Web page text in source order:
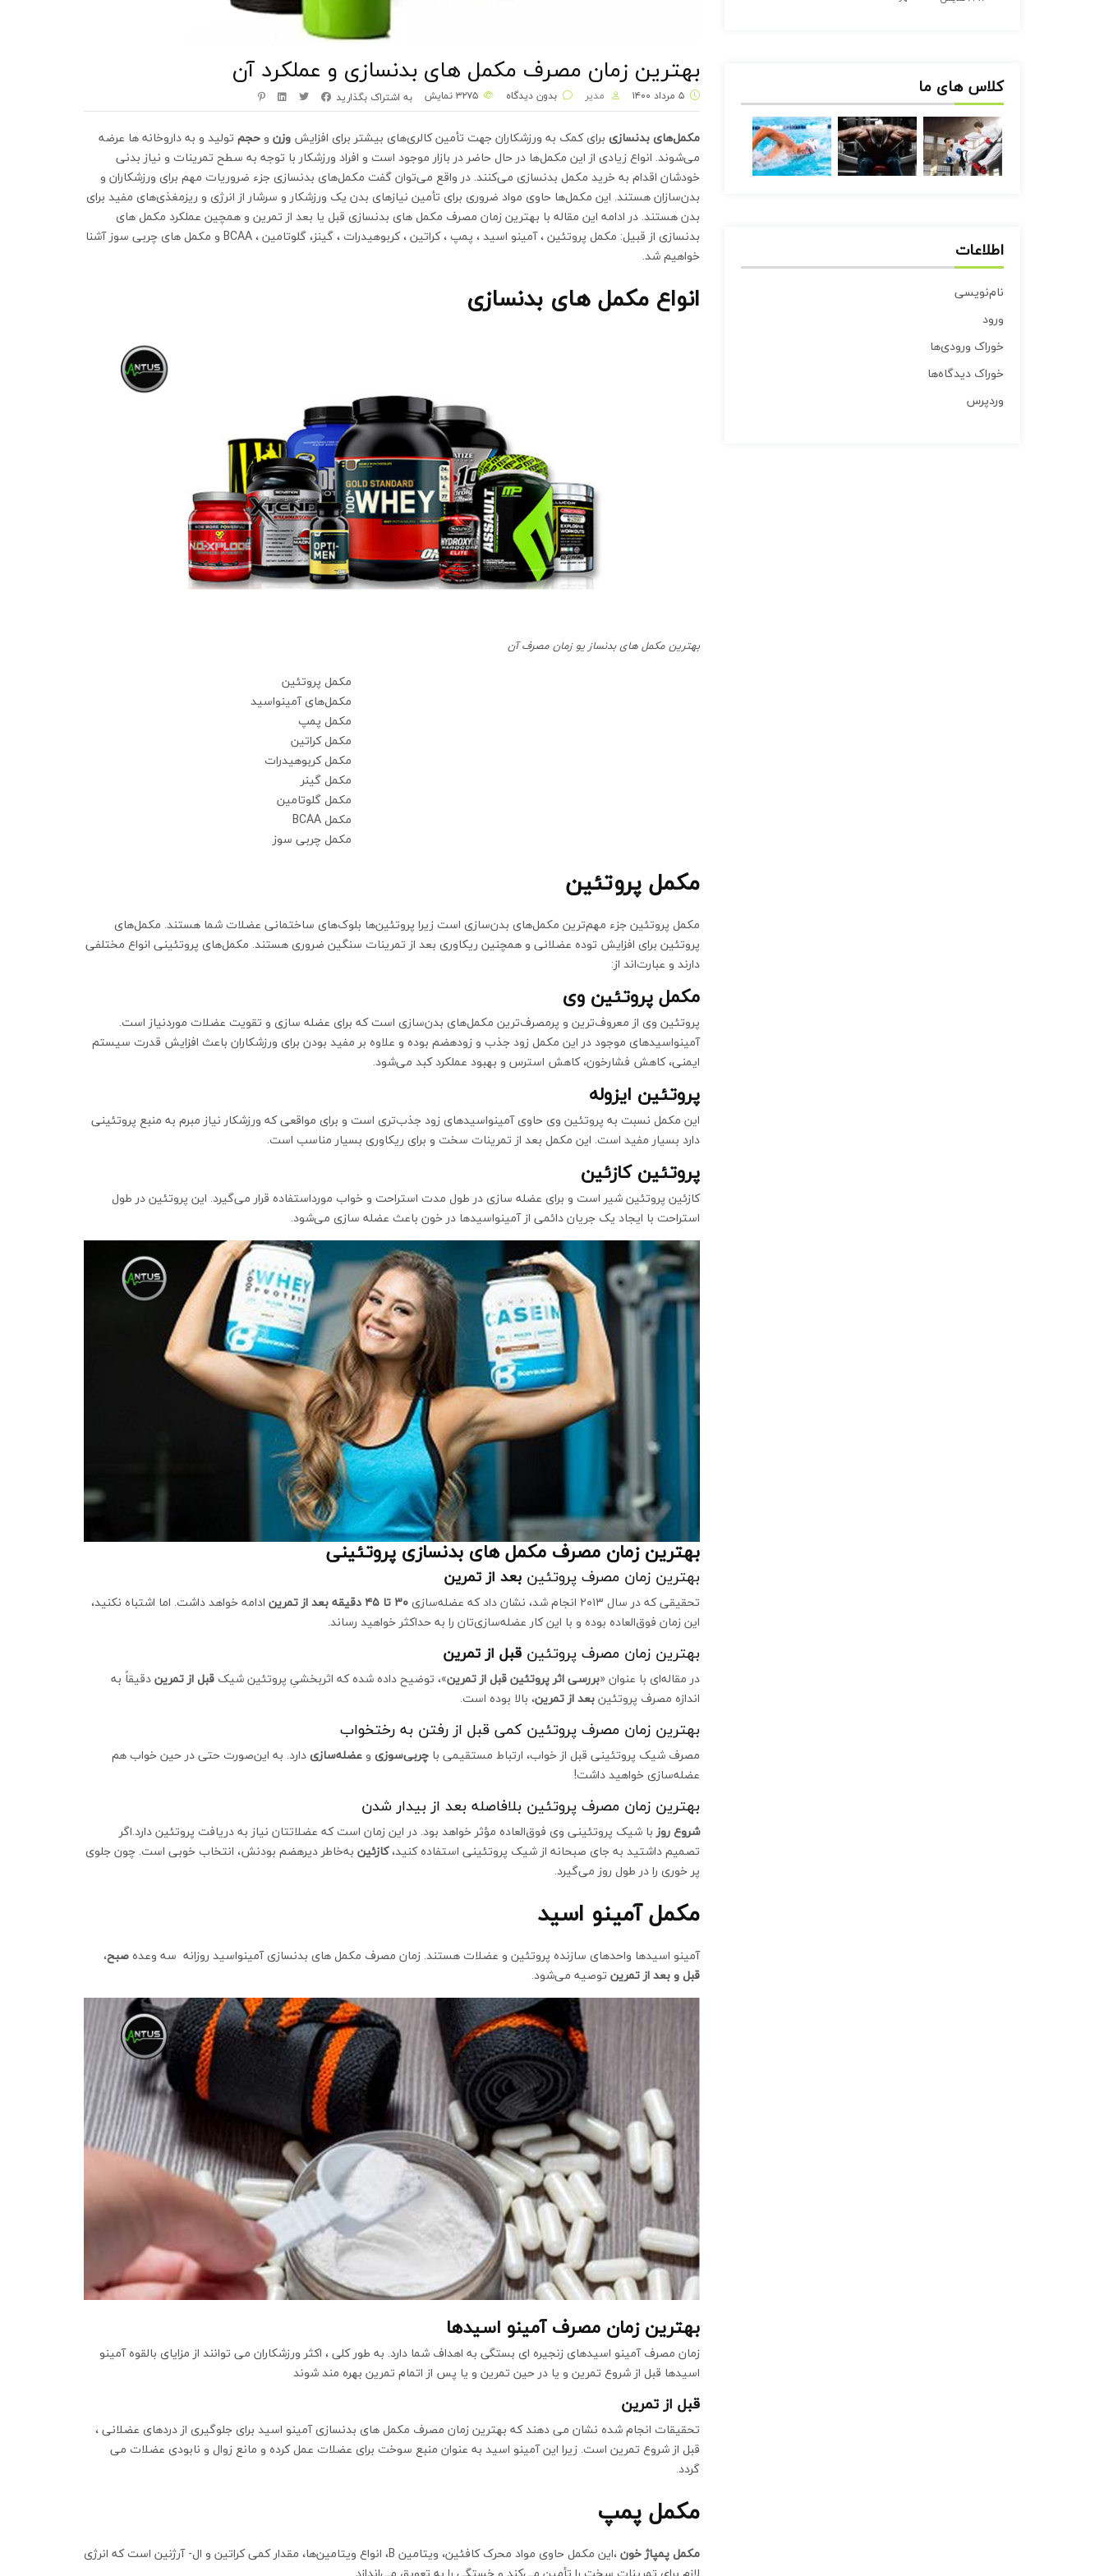
کلاس های ما
اطلاعات
نام‌نویسی
ورود
خوراک ورودی‌ها
خوراک دیدگاه‌ها
وردپرس
بهترین زمان مصرف مکمل های بدنسازی و عملکرد آن
مدیر بدون دیدگاه نمایش به اشتراک بگذارید
مکمل‌های بدنسازی برای کمک به ورزشکاران جهت تأمین کالری‌های بیشتر برای افزایش وزن وحجم تولید و به داروخانه ها عرضه
می‌شوند. انواع زیادی از این مکمل‌ها در حال حاضر در بازار موجود است و افراد ورزشکار با توجه به سطح تمرینات و نیاز بدنی
خودشان اقدام به خرید مکمل بدنسازی می‌کنند. در واقع می‌توان گفت مکمل‌های بدنسازی جزء ضروریات مهم برای ورزشکاران و
بدن‌سازان هستند. این مکمل‌ها حاوی مواد ضروری برای تأمین نیازهای بدن یک ورزشکار و سرشار از انرژی و ریزمغذی‌های مفید برای
بدن هستند. در ادامه این مقاله با بهترین زمان مصرف مکمل های بدنسازی قبل یا بعد از تمرین و همچین عملکرد مکمل های
بدنسازی از قبیل:‌ مکمل پروتئین ،‌ آمینو اسید ، پمپ ، کراتین ، کربوهیدرات ، گینز، گلوتامین ، BCAA و مکمل های چربی سوز آشنا
خواهیم شد.
انواع مکمل های بدنسازی
بهترین مکمل های بدنساز یو زمان مصرف آن
مکمل پروتئین
مکمل‌های آمینواسید
مکمل پمپ
مکمل کراتین
مکمل کربوهیدرات
مکمل گینر
مکمل گلوتامین
مکمل BCAA
مکمل چربی سوز
مکمل پروتئین
مکمل پروتئین جزء مهم‌ترین مکمل‌های بدن‌سازی است زیرا پروتئین‌ها بلوک‌های ساختمانی عضلات شما هستند. مکمل‌های
پروتئین برای افزایش توده عضلانی و همچنین ریکاوری بعد از تمرینات سنگین ضروری هستند. مکمل‌های پروتئینی انواع مختلفی
دارند و عبارت‌اند از:
مکمل پروتئین وی
پروتئین وی از معروف‌ترین و پرمصرف‌ترین مکمل‌های بدن‌سازی است که برای عضله سازی و تقویت عضلات موردنیاز است.
آمینواسیدهای موجود در این مکمل زود جذب و زودهضم بوده و علاوه بر مفید بودن برای ورزشکاران باعث افزایش قدرت سیستم
ایمنی، کاهش فشارخون، کاهش استرس و بهبود عملکرد کبد می‌شود.
پروتئین ایزوله
این مکمل نسبت به پروتئین وی حاوی آمینواسیدهای زود جذب‌تری است و برای مواقعی که ورزشکار نیاز مبرم به منبع پروتئینی
دارد بسیار مفید است. این مکمل بعد از تمرینات سخت و برای ریکاوری بسیار مناسب است.
پروتئین کازئین
کازئین پروتئین شیر است و برای عضله سازی در طول مدت استراحت و خواب مورداستفاده قرار می‌گیرد. این پروتئین در طول
استراحت با ایجاد یک جریان دائمی از آمینواسیدها در خون باعث عضله سازی می‌شود.
بهترین زمان مصرف مکمل های بدنسازی پروتئینی
بهترین زمان مصرف پروتئین بعد از تمرین
تحقیقی که در سال ۲۰۱۳ انجام شد، نشان داد که عضله‌سازی ۳۰ تا ۴۵ دقیقه بعد از تمرین
ادامه خواهد داشت. اما اشتباه نکنید،
این زمان فوق‌العاده بوده و با این کار عضله‌سازی‌تان را به حداکثر خواهید رساند.
بهترین زمان مصرف پروتئین قبل از تمرین
در مقاله‌ای با عنوان «بررسی اثر پروتئین قبل از تمرین»، توضیح داده شده که اثربخشیِ پروتئین شیک قبل از تمریندقیقاً به
اندازه مصرف پروتئینبعد از تمرین، بالا بوده است.
بهترین زمان مصرف پروتئین کمی قبل از رفتن به رختخواب
مصرف شیک پروتئینی قبل از خواب، ارتباط مستقیمی با چربی‌سوزی وعضله‌سازی دارد. به این‌صورت حتی در حین خواب هم
عضله‌سازی خواهید داشت!
بهترین زمان مصرف پروتئین بلافاصله بعد از بیدار شدن
شروع روزبا شیک پروتئینی وی فوق‌العاده مؤثر خواهد بود. در این زمان است که عضلاتتان نیاز به دریافت پروتئین دارد.اگر
تصمیم داشتید به جای صبحانه از شیک پروتئینی استفاده کنید،کازئین به‌خاطر دیرهضم بودنش، انتخاب خوبی است. چون جلوی
پر خوری را در طول روز می‌گیرد.
مکمل آمینو اسید
آمینو اسیدها واحدهای سازنده پروتئین و عضلات هستند. زمان مصرف مکمل های بدنسازی آمینواسید روزانه سه وعدهصبح،
قبل و بعد از تمرین توصیه می‌شود.
بهترین زمان مصرف آمینو اسیدها
زمان مصرف آمینو اسیدهای زنجیره ای بستگی به اهداف شما دارد. به طور کلی ، اکثر ورزشکاران می توانند از مزایای بالقوه آمینو
اسیدها قبل از شروع تمرین و یا در حین تمرین و یا پس از اتمام تمرین بهره مند شوند
قبل از تمرین
تحقیقات انجام شده نشان می دهند که بهترین زمان مصرف مکمل های بدنسازی آمینو اسید برای جلوگیری از دردهای عضلانی ،
قبل از شروع تمرین است. زیرا این آمینو اسید به عنوان منبع سوخت برای عضلات عمل کرده و مانع زوال و نابودی عضلات می
گردد.
مکمل پمپ
مکمل پمپاژ خون
،این مکمل حاوی مواد محرک کافئین، ویتامین B، انواع ویتامین‌ها، مقدار کمی کراتین و ال- آرژنین است که انرژی